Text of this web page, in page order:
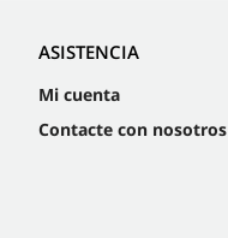
ASISTENCIA
Mi cuenta
Contacte con nosotros